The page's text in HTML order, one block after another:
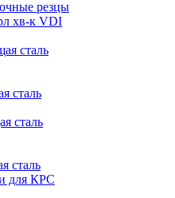
резцы
хв-к VDI
сталь
сталь
сталь
сталь
для КРС